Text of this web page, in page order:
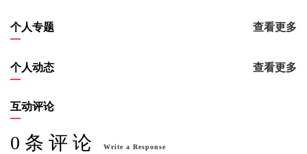
个人专题 查看更多
个人动态 查看更多
互动评论
0 条 评 论 Write a Response